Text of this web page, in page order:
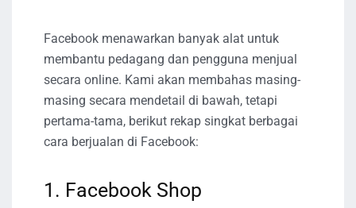
Facebook menawarkan banyak alat untuk
membantu pedagang dan pengguna menjual
secara online. Kami akan membahas masing-
masing secara mendetail di bawah, tetapi
pertama-tama, berikut rekap singkat berbagai
cara berjualan di Facebook:
1. Facebook Shop